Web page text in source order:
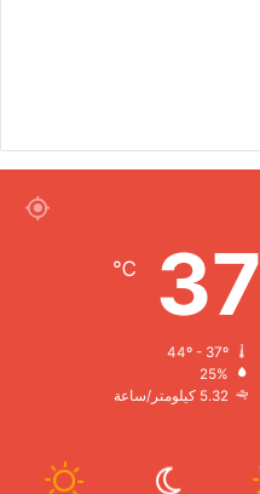
37
℃
25%
5.32 كيلومتر/ساعة